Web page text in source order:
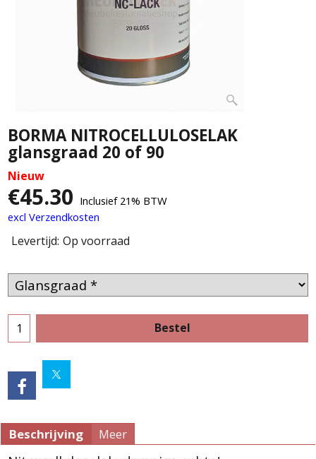
BORMA NITROCELLULOSELAK
glansgraad 20 of 90
Nieuw
€45.30 Inclusief 21% BTW
excl Verzendkosten
Levertijd: Op voorraad
Bestel
Beschrijving Meer